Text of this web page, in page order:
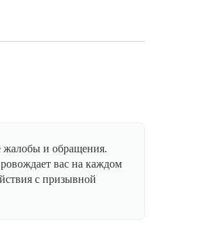
жалобы и обращения.
вас на каждом
с призывной